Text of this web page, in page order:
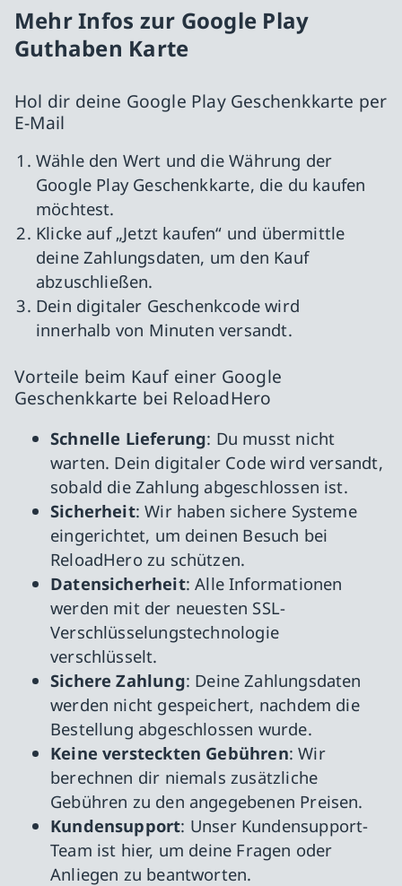
Mehr Infos zur Google Play
Guthaben Karte
Hol dir deine Google Play Geschenkkarte per
E-Mail
Wähle den Wert und die Währung der
Google Play Geschenkkarte, die du kaufen
möchtest.
Klicke auf „Jetzt kaufen“ und übermittle
deine Zahlungsdaten, um den Kauf
abzuschließen.
Dein digitaler Geschenkcode wird
innerhalb von Minuten versandt.
Vorteile beim Kauf einer Google
Geschenkkarte bei ReloadHero
Schnelle Lieferung: Du musst nicht
warten. Dein digitaler Code wird versandt,
sobald die Zahlung abgeschlossen ist.
Sicherheit: Wir haben sichere Systeme
eingerichtet, um deinen Besuch bei
ReloadHero zu schützen.
Datensicherheit: Alle Informationen
werden mit der neuesten SSL-
Verschlüsselungstechnologie
verschlüsselt.
Sichere Zahlung: Deine Zahlungsdaten
werden nicht gespeichert, nachdem die
Bestellung abgeschlossen wurde.
Keine versteckten Gebühren: Wir
berechnen dir niemals zusätzliche
Gebühren zu den angegebenen Preisen.
Kundensupport: Unser Kundensupport-
Team ist hier, um deine Fragen oder
Anliegen zu beantworten.